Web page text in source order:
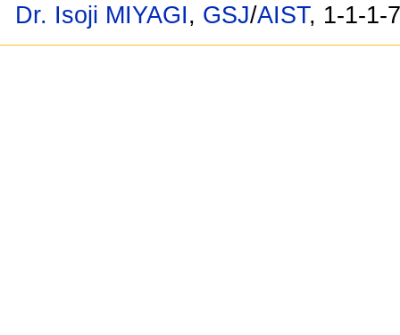
Dr. Isoji MIYAGI, GSJ/AIST, 1-1-1-